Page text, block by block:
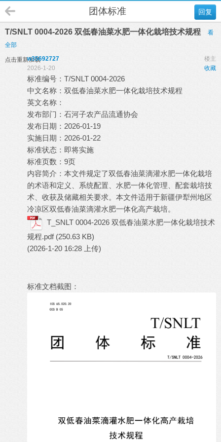
回复
团体标准
T/SNLT 0004-2026 双低春油菜水肥一体化栽培技术规程
看
全部
点击重新加载 楼主
w35692727
收藏
2026-1-20
标准编号：T/SNLT 0004-2026
中文名称：双低春油菜水肥一体化栽培技术规程
英文名称：
发布部门：石河子农产品流通协会
发布日期：2026-01-19
实施日期：2026-01-22
标准状态：即将实施
标准页数：9页
内容简介：本文件规定了双低春油菜滴灌水肥一体化栽培
的术语和定义、系统配置、水肥一体化管理、配套栽培技
术、收获及储藏相关要求。本文件适用于新疆伊犁州地区
冷凉区双低春油菜滴灌水肥一体化高产栽培。
T_SNLT 0004-2026 双低春油菜水肥一体化栽培技术
规程.pdf (250.63 KB)
(2026-1-20 16:28 上传)
标准文档截图：